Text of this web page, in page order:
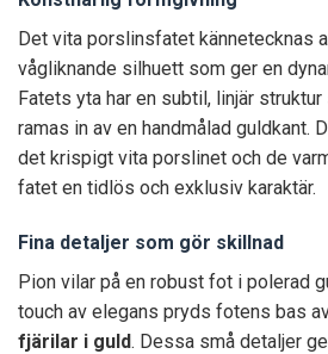
Det vita porslinsfatet kännetecknas
vågliknande silhuett som ger en
Fatets yta har en subtil, linjär
ramas in av en handmålad guldkant.
det krispigt vita porslinet och de
fatet en tidlös och exklusiv karaktär.
Fina detaljer som gör skillnad
Pion vilar på en robust fot i polerad
touch av elegans pryds fotens bas
fjärilar i guld. Dessa små detaljer